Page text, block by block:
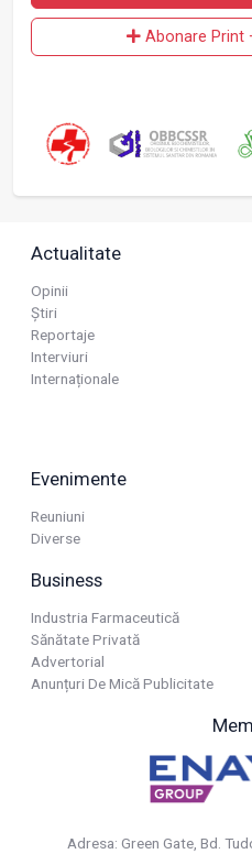
Abonare Print
Actualitate
Opinii
Știri
Reportaje
Interviuri
Internaționale
Evenimente
Reuniuni
Diverse
Business
Industria Farmaceutică
Sănătate Privată
Advertorial
Anunțuri De Mică Publicitate
Adresa: Green Gate, Bd.